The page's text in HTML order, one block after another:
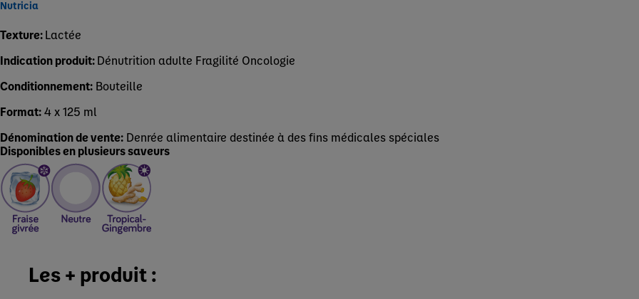
Nutricia
Texture:Lactée
Indication produit:Dénutrition adulte Fragilité Oncologie
Conditionnement: Bouteille
Format:4 x 125 ml
Dénomination de vente: Denrée alimentaire destinée à des fins médicales spéciales
Disponibles en plusieurs saveurs
Les + produit :